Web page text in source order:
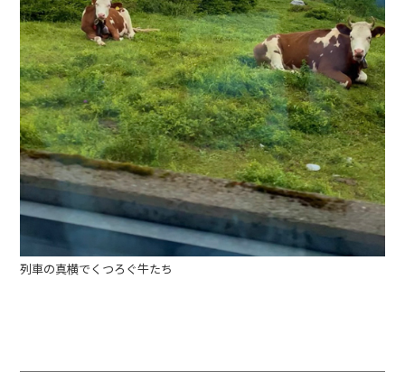
列車の真横でくつろぐ牛たち